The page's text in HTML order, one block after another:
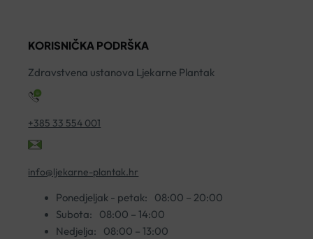
200ML
KORISNIČKA PODRŠKA
Zdravstvena ustanova Ljekarne Plantak
+385 33 554 001
info@ljekarne-plantak.hr
Ponedjeljak - petak:
08:00 – 20:00
Subota:
08:00 – 14:00
Nedjelja:
08:00 – 13:00